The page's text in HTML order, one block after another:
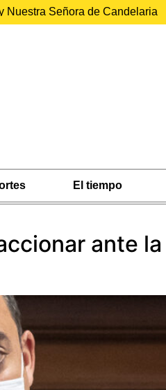
Nuestra Señora de Candelaria
El tiempo
ante